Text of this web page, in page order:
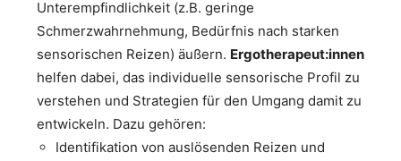
Unterempfindlichkeit (z.B. geringe
Schmerzwahrnehmung, Bedürfnis nach starken
sensorischen Reizen) äußern. Ergotherapeut:innen
helfen dabei, das individuelle sensorische Profil zu
verstehen und Strategien für den Umgang damit zu
entwickeln. Dazu gehören:
Identifikation von auslösenden Reizen und